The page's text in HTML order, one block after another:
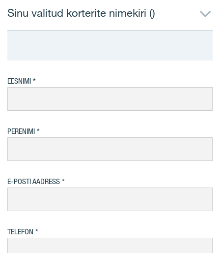
Sinu valitud korterite nimekiri ()
EESNIMI
PERENIMI
E-POSTI AADRESS
TELEFON